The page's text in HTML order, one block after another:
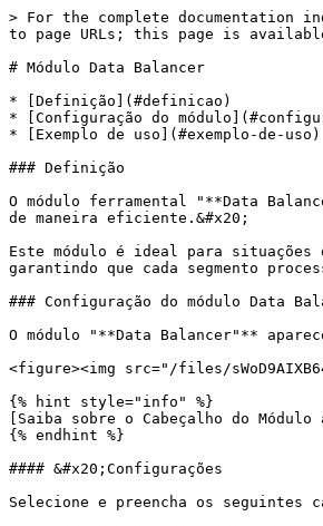
> For the complete documentation
to page URLs; this page is
# Módulo Data Balancer
* [Definição](#definicao)
* [Configuração do
* [Exemplo de uso](#exemplo-de-uso)
### Definição
O módulo ferramental "**Data
de maneira eficiente.&#x20;
Este módulo é ideal para
garantindo que cada segmento
### Configuração do módulo Data
O módulo "**Data Balancer"**
<figure><img src="/files/
{% hint style="info" %}
[Saiba sobre o Cabeçalho do
{% endhint %}
#### &#x20;Configurações
Selecione e preencha os seguintes